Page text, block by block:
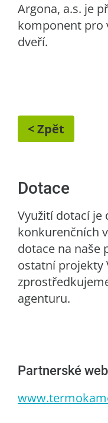
Argona, a.s. je
komponent pro
dveří.
< Zpět
Dotace
Využití dotací je
konkurenčních
dotace na naše
ostatní projekty
agenturu.
Partnerské